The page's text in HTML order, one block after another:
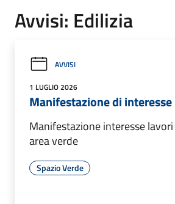
Avvisi: Edilizia
AVVISI
1 LUGLIO 2026
Manifestazione di interesse
Manifestazione interesse
area verde
Spazio Verde